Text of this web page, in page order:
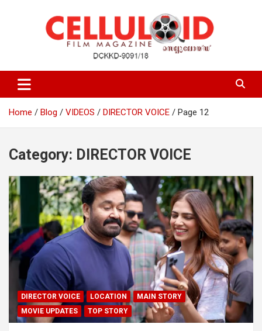
celluloid
Home Blog VIDEOS DIRECTOR VOICE Page 12
Category: DIRECTOR VOICE
DIRECTOR VOICE LOCATION
MAIN STORY
MOVIE UPDATES
TOP STORY